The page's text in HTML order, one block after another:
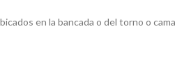
en la bancada o del torno o